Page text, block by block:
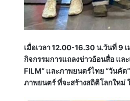
เมื่อเวลา 12.00-16.30 น.วันที่ 9
กิจกรรมการแถลงข่าวอ้อนสื่อ และ
FILM” และภาพยนตร์ไทย “วันคัต
ภาพยนตร์ ที่จะสร้างสถิติโลกให